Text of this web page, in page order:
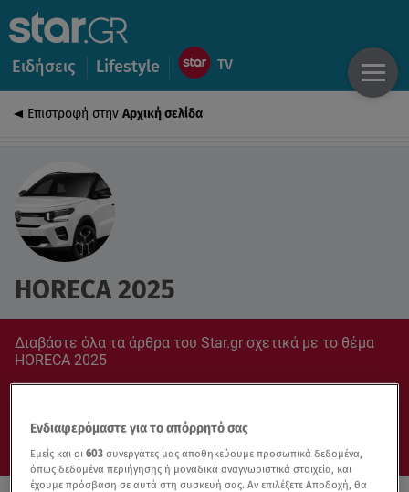
Ειδήσεις Lifestyle
Επιστροφή στην Αρχική σελίδα
HORECA 2025
Διαβάστε όλα τα άρθρα του Star.gr σχετικά με το θέμα
HORECA 2025
Ενδιαφερόμαστε για το απόρρητό σας
Εμείς και οι603 συνεργάτες μας αποθηκεύουμε προσωπικά δεδομένα,
όπως δεδομένα περιήγησης ή μοναδικά αναγνωριστικά στοιχεία, και
έχουμε πρόσβαση σε αυτά στη συσκευή σας. Αν επιλέξετε Αποδοχή, θα